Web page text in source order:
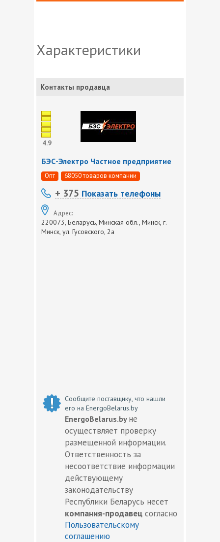
Характеристики
Контакты продавца
4.9
БЭС-Электро Частное предприятие
Опт 68050 товаров компании
+ 375 Показать телефоны
Адрес:
220073, Беларусь, Минская обл., Минск, г.
Минск, ул. Гусовского, 2а
Сообщите поставщику, что нашли
его на EnergoBelarus.by
EnergoBelarus.by не
осуществляет проверку
размещенной информации.
Ответственность за
несоответствие информации
действующему
законодательству
Республики Беларусь несет
компания-продавец согласно
Пользовательскому
соглашению